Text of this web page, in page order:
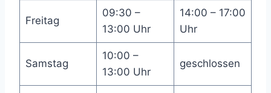
Freitag
09:30 –
13:00 Uhr
14:00 – 17:00
Uhr
Samstag
10:00 –
13:00 Uhr
geschlossen